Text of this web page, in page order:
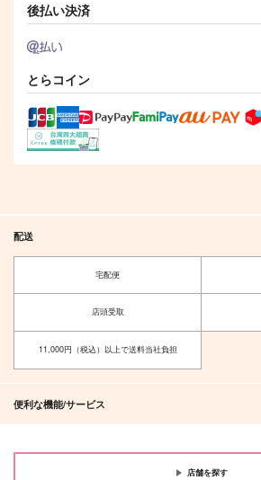
サンプル
作品詳細
cherry?
629
碧棺左馬刻×山田一郎
サンプル
君とのキョリを近づけ
715円
碧棺左馬刻×山田一郎
失星
専売 787円（税込）
ヒプノシスマイク
サンプル
カート
We do not Weave Ou
サンプル
カート
後払い決済
とらコイン
配送
宅配便
店頭受取
11,000円（税込）以上で送料当社負担
便利な機能/サービス
店舗を探す